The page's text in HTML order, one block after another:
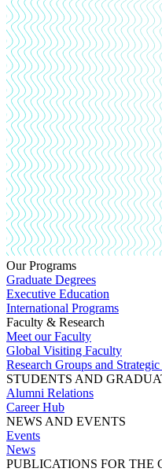
Our Programs
Graduate Degrees
Executive Education
International Programs
Faculty & Research
Meet our Faculty
Global Visiting Faculty
Research Groups and
STUDENTS AND
Alumni Relations
Career Hub
NEWS AND EVENTS
Events
News
PUBLICATIONS FOR THE